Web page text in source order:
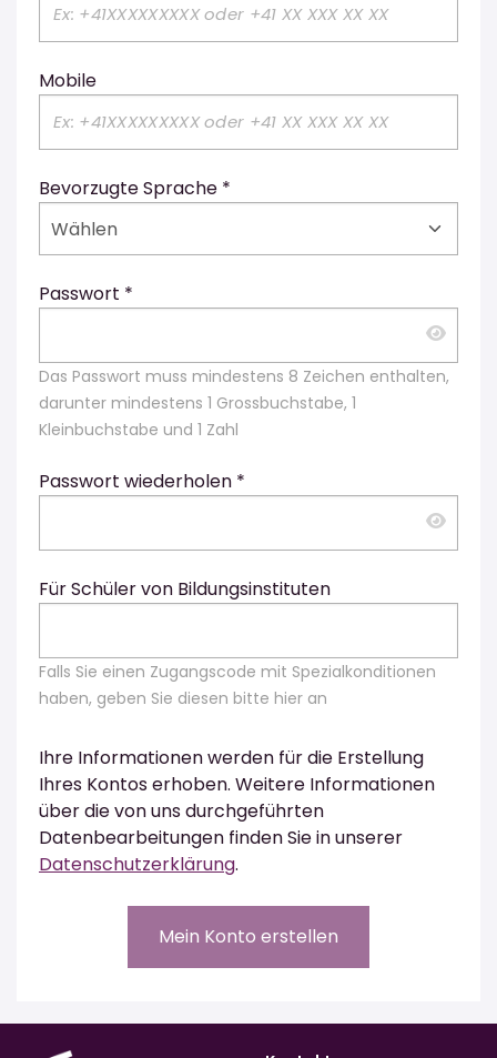
Mobile
Bevorzugte Sprache *
Wählen
Passwort *
Das Passwort muss mindestens 8 Zeichen enthalten,
darunter mindestens 1 Grossbuchstabe, 1
Kleinbuchstabe und 1 Zahl
Passwort wiederholen *
Für Schüler von Bildungsinstituten
Falls Sie einen Zugangscode mit Spezialkonditionen
haben, geben Sie diesen bitte hier an
Ihre Informationen werden für die Erstellung
Ihres Kontos erhoben. Weitere Informationen
über die von uns durchgeführten
Datenbearbeitungen finden Sie in unserer
Datenschutzerklärung.
Mein Konto erstellen